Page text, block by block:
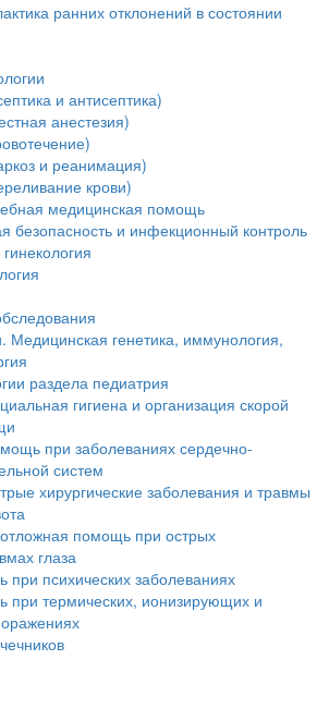
ранних отклонений в состоянии
и антисептика)
анестезия)
и реанимация)
крови)
медицинская помощь
безопасность и инфекционный контроль
Медицинская генетика, иммунология,
раздела педиатрия
гигиена и организация скорой
при заболеваниях сердечно-
систем
хирургические заболевания и травмы
помощь при острых
глаза
психических заболеваниях
при термических, ионизирующих и